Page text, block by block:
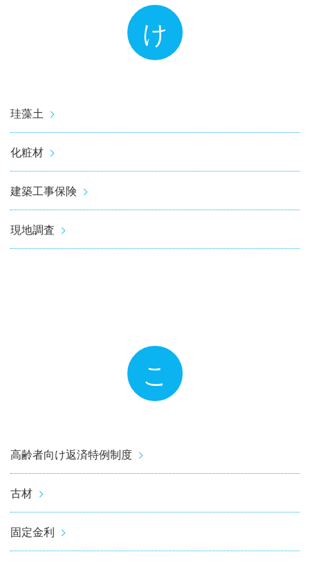
け
珪藻土
化粧材
建築工事保険
現地調査
こ
高齢者向け返済特例制度
古材
固定金利